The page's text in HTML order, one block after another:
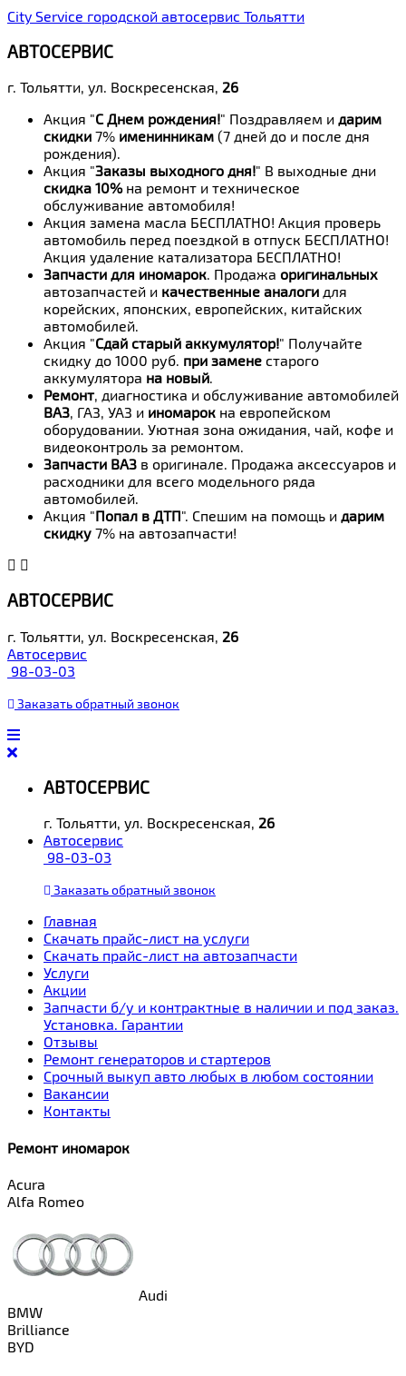
City Service городской автосервис Тольятти
АВТОСЕРВИС
г. Тольятти, ул. Воскресенская, 26
Акция "С Днем рождения!" Поздравляем и дарим
скидки 7% именинникам (7 дней до и после дня
рождения).
Акция "Заказы выходного дня!" В выходные дни
скидка 10%на ремонт и техническое
обслуживание автомобиля!
Акция замена масла БЕСПЛАТНО! Акция проверь
автомобиль перед поездкой в отпуск БЕСПЛАТНО!
Акция удаление катализатора БЕСПЛАТНО!
Запчасти для иномарок. Продажа оригинальных
автозапчастей и качественные аналоги для
корейских, японских, европейских, китайских
автомобилей.
Акция "Сдай старый аккумулятор!" Получайте
скидку до 1000 руб. при замене старого
аккумулятора на новый.
Ремонт, диагностика и обслуживание автомобилей
ВАЗ, ГАЗ, УАЗ и иномарок на европейском
оборудовании. Уютная зона ожидания, чай, кофе и
видеоконтроль за ремонтом.
Запчасти ВАЗ в оригинале. Продажа аксессуаров и
расходники для всего модельного ряда
автомобилей.
Акция "Попал в ДТП". Спешим на помощь и дарим
скидку 7% на автозапчасти!
АВТОСЕРВИС
г. Тольятти, ул. Воскресенская, 26
Автосервис
98-03-03
Заказатьобратныйзвонок
АВТОСЕРВИС
г. Тольятти, ул. Воскресенская, 26
Автосервис
98-03-03
Заказатьобратныйзвонок
Главная
Скачать прайс-лист на услуги
Скачать прайс-лист на автозапчасти
Услуги
Акции
Запчасти б/у и контрактные в наличии и под заказ.
Установка. Гарантии
Отзывы
Ремонт генераторов и стартеров
Cрочный выкуп авто любых в любом состоянии
Вакансии
Контакты
Ремонт иномарок
Acura
Alfa Romeo
Audi
BMW
Brilliance
BYD